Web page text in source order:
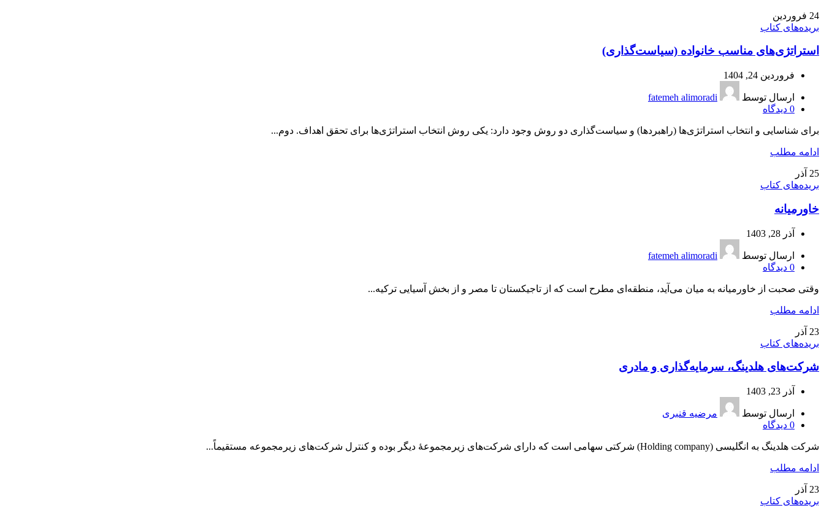
24 فروردین
بریده‌های کتاب
استراتژی‌های مناسب خانواده (سیاست‌گذاری)
فروردین 24, 1404
ارسال توسط
fatemeh alimoradi
0 دیدگاه
برای شناسایی و انتخاب استراتژی‌ها (راهبردها) و سیاست‌گذاری دو روش وجود دارد: یکی روش انتخاب استراتژی‌ها برای تحقق اهداف. دوم...
ادامه مطلب
25 آذر
بریده‌های کتاب
خاورمیانه
آذر 28, 1403
ارسال توسط
fatemeh alimoradi
0 دیدگاه
وقتی صحبت از خاورمیانه به میان می‌آید، منطقه‌ای مطرح است که از تاجیکستان تا مصر و از بخش آسیایی ترکیه...
ادامه مطلب
23 آذر
بریده‌های کتاب
شرکت‌های هلدینگ، سرمایه‌گذاری و مادری
آذر 23, 1403
ارسال توسط
مرضیه قنبری
0 دیدگاه
شرکت هلدینگ به انگلیسی (Holding company) شرکتی سها‌می است که دارای شرکت‌های زیرمجموعۀ دیگر بوده و کنترل شرکت‌های زیرمجموعه مستقیماً...
ادامه مطلب
23 آذر
بریده‌های کتاب